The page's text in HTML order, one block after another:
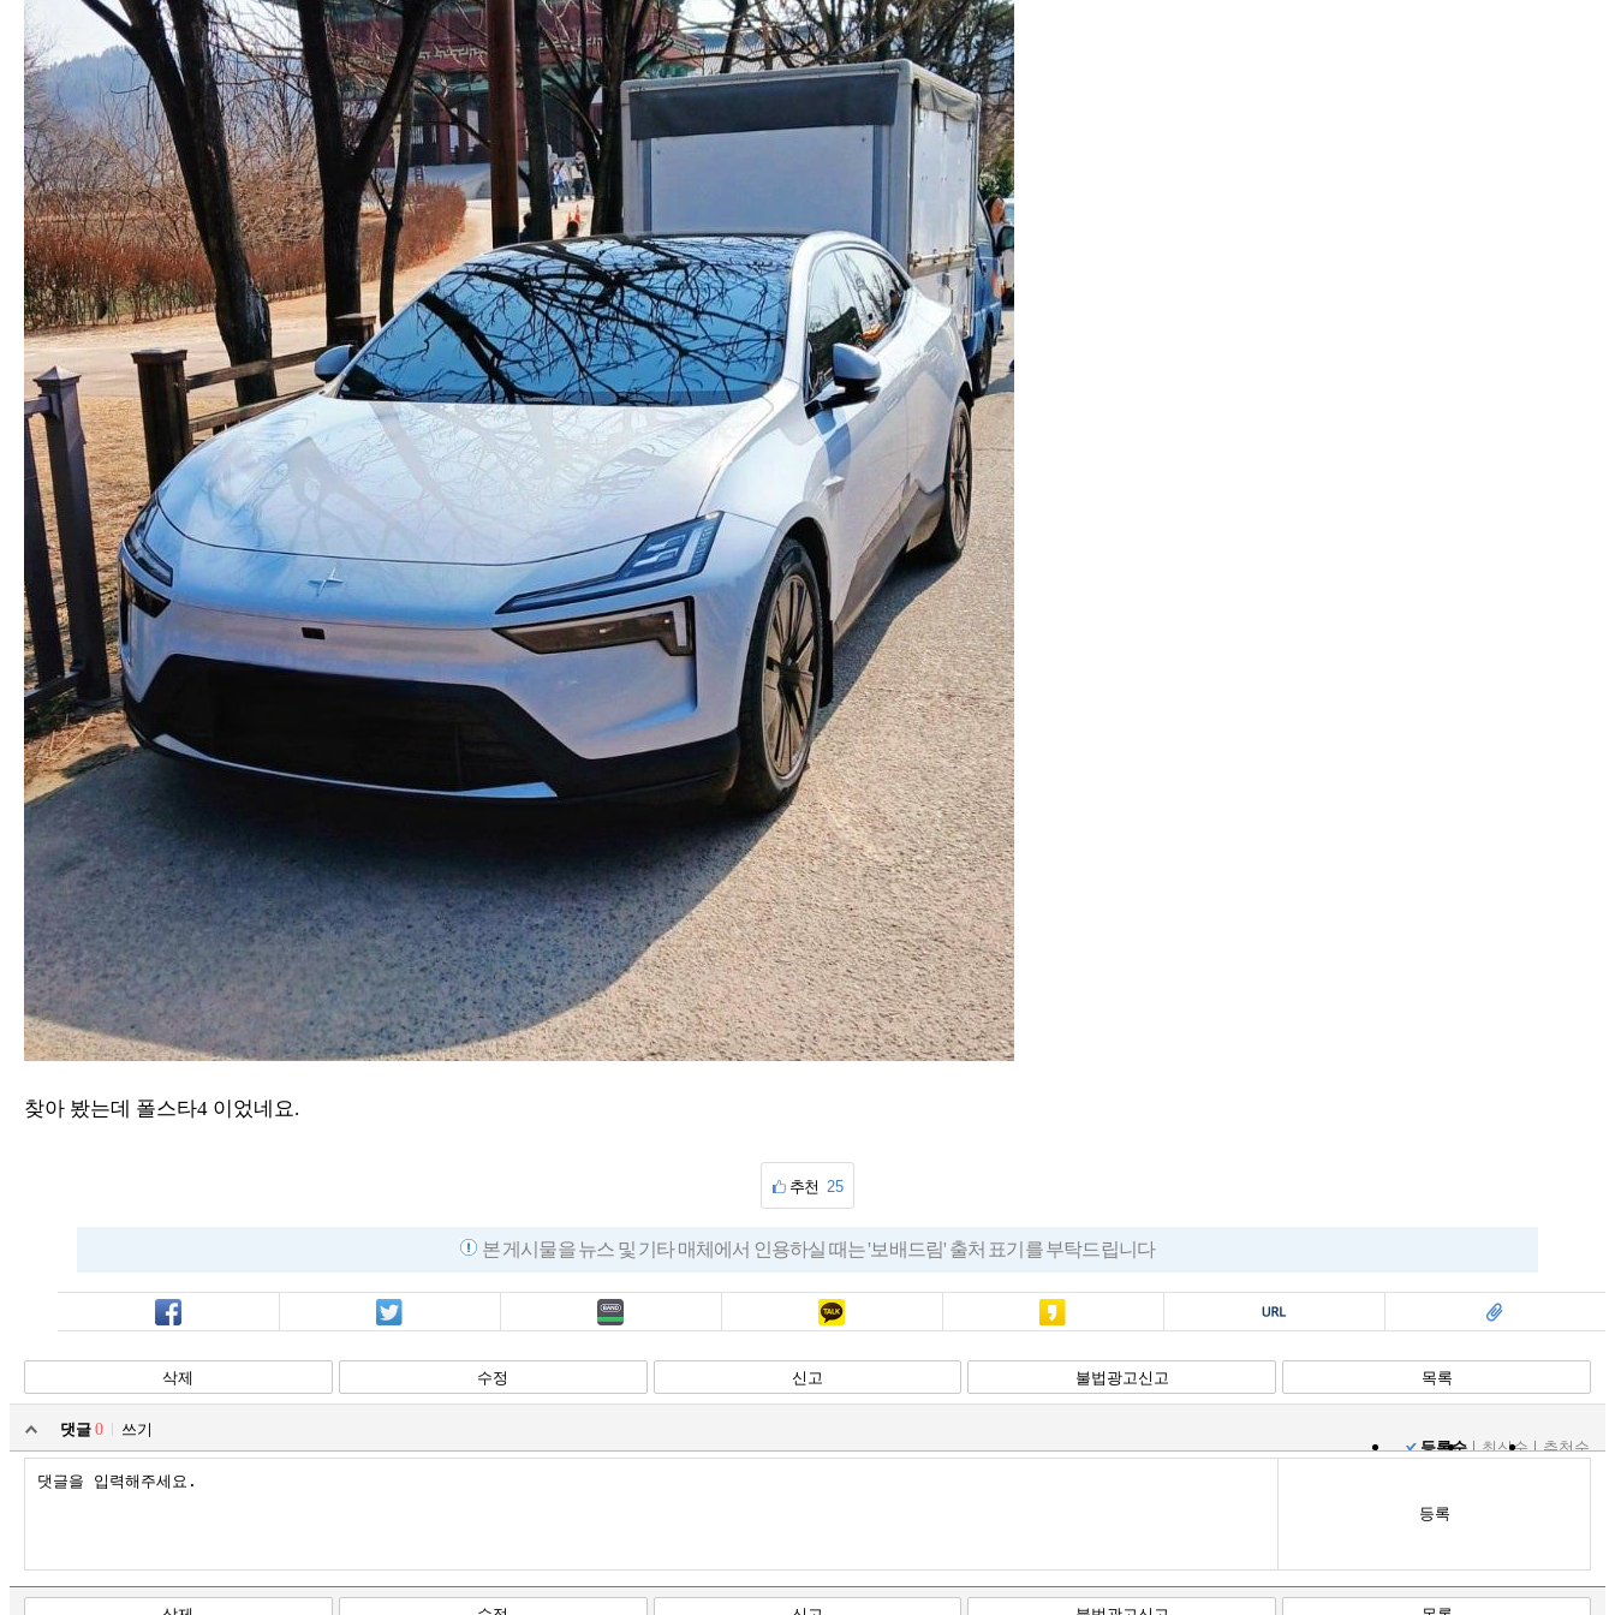
찾아 봤는데 폴스타4 이었네요.
추천 25
본 게시물을 뉴스 및 기타 매체에서 인용하실 때는 '보배드림' 출처 표기를 부탁드립니다
페북 트윗 밴드 카톡 카스 복사 스크랩
삭제 수정 신고 불법광고신고 목록
댓글 0
쓰기
등록순
최신순 추천순
등록